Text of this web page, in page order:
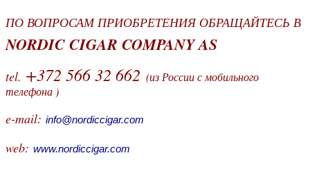
ПО ВОПРОСАМ ПРИОБРЕТЕНИЯ ОБРАЩАЙТЕСЬ В
NORDIC CIGAR COMPANY AS
tel. +372 566 32 662 (из России с мобильного
телефона )
e-mail: info@nordiccigar.com
web: www.nordiccigar.com